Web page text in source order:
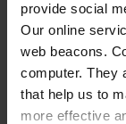
provide social
Our online
web beacons.
computer. They
that help us to
more effective